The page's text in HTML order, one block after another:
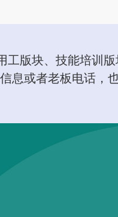
版块、技能培训
息或者老板电话，